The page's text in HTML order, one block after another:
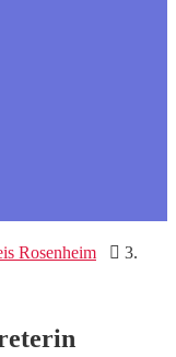
Rosenheim
3.